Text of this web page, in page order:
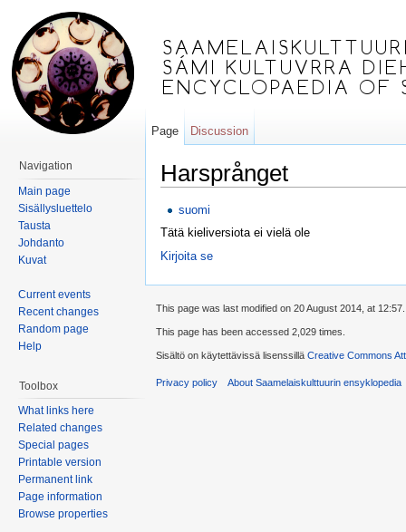
Harsprånget
suomi
Tätä kieliversiota ei vielä ole
Kirjoita se
Page Discussion
Navigation
Main page
Sisällysluettelo
Tausta
Johdanto
Kuvat
Current events
Recent changes
Random page
Help
Toolbox
What links here
Related changes
Special pages
Printable version
Permanent link
Page information
Browse properties
This page was last modified on 20 August 2014, at 12:57.
This page has been accessed 2,029 times.
Sisältö on käytettävissä lisenssillä Creative Commons
Privacy policy About Saamelaiskulttuurin ensyklopedia